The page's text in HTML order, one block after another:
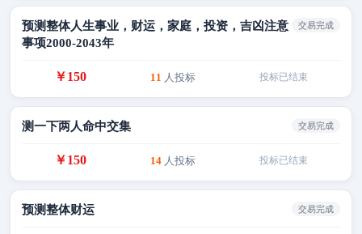
预测整体人生事业，财运，家庭，投资，吉凶注意
事项2000-2043年
交易完成
￥150 11 人投标 投标已结束
测一下两人命中交集 交易完成
￥150 14人投标 投标已结束
预测整体财运 交易完成